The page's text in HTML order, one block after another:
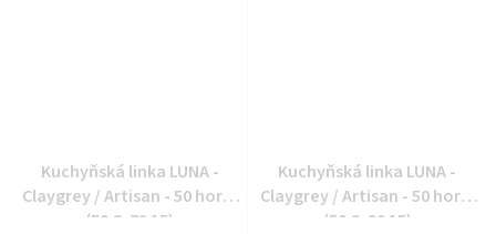
Kuchyňská linka LUNA -
Claygrey / Artisan - 50 horní
(50 G-72 1F)
Kuchyňská linka LUNA -
Claygrey / Artisan - 50 horní
(50 G-90 1F)